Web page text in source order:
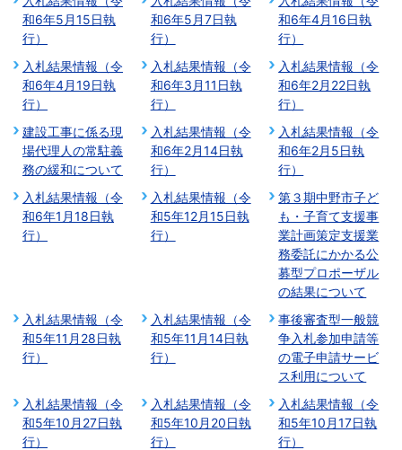
和6年5月15日執
行）
和6年5月7日執
行）
和6年4月16日執
行）
入札結果情報（令
和6年4月19日執
行）
入札結果情報（令
和6年3月11日執
行）
入札結果情報（令
和6年2月22日執
行）
建設工事に係る現
場代理人の常駐義
務の緩和について
入札結果情報（令
和6年2月14日執
行）
入札結果情報（令
和6年2月5日執
行）
入札結果情報（令
和6年1月18日執
行）
入札結果情報（令
和5年12月15日執
行）
第３期中野市子ど
も・子育て支援事
業計画策定支援業
務委託にかかる公
募型プロポーザル
の結果について
入札結果情報（令
和5年11月28日執
行）
入札結果情報（令
和5年11月14日執
行）
事後審査型一般競
争入札参加申請等
の電子申請サービ
ス利用について
入札結果情報（令
和5年10月27日執
行）
入札結果情報（令
和5年10月20日執
行）
入札結果情報（令
和5年10月17日執
行）